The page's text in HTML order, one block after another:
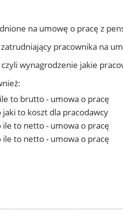
na umowę o pracę z
pracownika na
wynagrodzenie jakie
to brutto - umowa o pracę
to koszt dla pracodawcy
to netto - umowa o pracę
to netto - umowa o pracę